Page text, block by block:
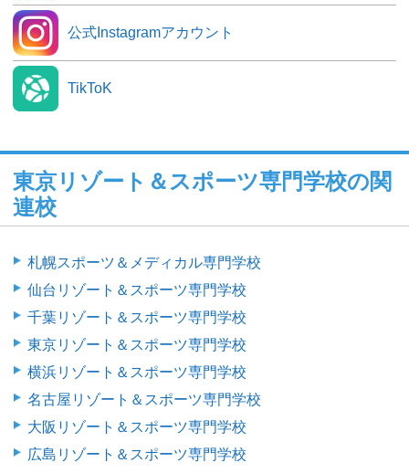
公式Instagramアカウント
TikToK
東京リゾート＆スポーツ専門学校の関
連校
札幌スポーツ＆メディカル専門学校
仙台リゾート＆スポーツ専門学校
千葉リゾート＆スポーツ専門学校
東京リゾート＆スポーツ専門学校
横浜リゾート＆スポーツ専門学校
名古屋リゾート＆スポーツ専門学校
大阪リゾート＆スポーツ専門学校
広島リゾート＆スポーツ専門学校